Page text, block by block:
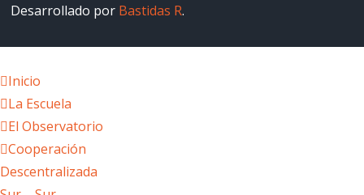
Desarrollado por Bastidas R.
Inicio
La Escuela
El Observatorio
Cooperación
Descentralizada